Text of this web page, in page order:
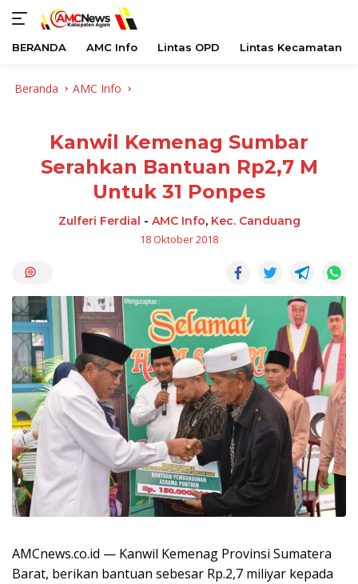
BERANDA AMC Info Lintas OPD Lintas Kecamatan
Beranda AMC Info
Kanwil Kemenag Sumbar
Serahkan Bantuan Rp2,7 M
Untuk 31 Ponpes
Zulferi Ferdial - AMC Info, Kec. Canduang
18 Oktober 2018
AMCnews.co.id — Kanwil Kemenag Provinsi Sumatera
Barat, berikan bantuan sebesar Rp.2,7 miliyar kepada